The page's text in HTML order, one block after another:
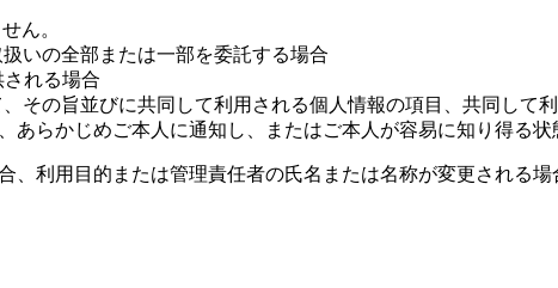
ん。
いの全部または一部を委託する場合
れる場合
その旨並びに共同して利用される個人情報の項目、共同して
らかじめご本人に通知し、またはご本人が容易に知り得る状
、利用目的または管理責任者の氏名または名称が変更される